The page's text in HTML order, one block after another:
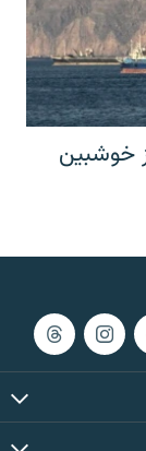
خوشبین